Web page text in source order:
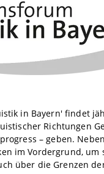
in Bayern' findet
Richtungen
– geben.
im Vordergrund,
über die Grenzen